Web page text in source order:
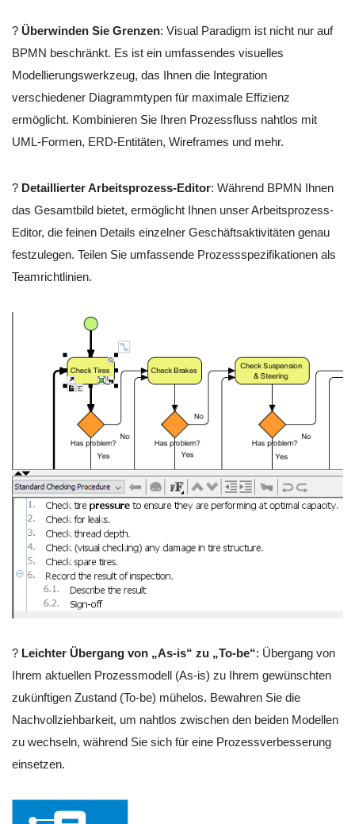
? Überwinden Sie Grenzen: Visual Paradigm ist nicht nur auf
BPMN beschränkt. Es ist ein umfassendes visuelles
Modellierungswerkzeug, das Ihnen die Integration
verschiedener Diagrammtypen für maximale Effizienz
ermöglicht. Kombinieren Sie Ihren Prozessfluss nahtlos mit
UML-Formen, ERD-Entitäten, Wireframes und mehr.
? Detaillierter Arbeitsprozess-Editor: Während BPMN Ihnen
das Gesamtbild bietet, ermöglicht Ihnen unser Arbeitsprozess-
Editor, die feinen Details einzelner Geschäftsaktivitäten genau
festzulegen. Teilen Sie umfassende Prozessspezifikationen als
Teamrichtlinien.
? Leichter Übergang von „As-is“ zu „To-be“: Übergang von
Ihrem aktuellen Prozessmodell (As-is) zu Ihrem gewünschten
zukünftigen Zustand (To-be) mühelos. Bewahren Sie die
Nachvollziehbarkeit, um nahtlos zwischen den beiden Modellen
zu wechseln, während Sie sich für eine Prozessverbesserung
einsetzen.